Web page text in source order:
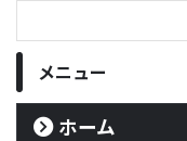
メニュー
ホーム